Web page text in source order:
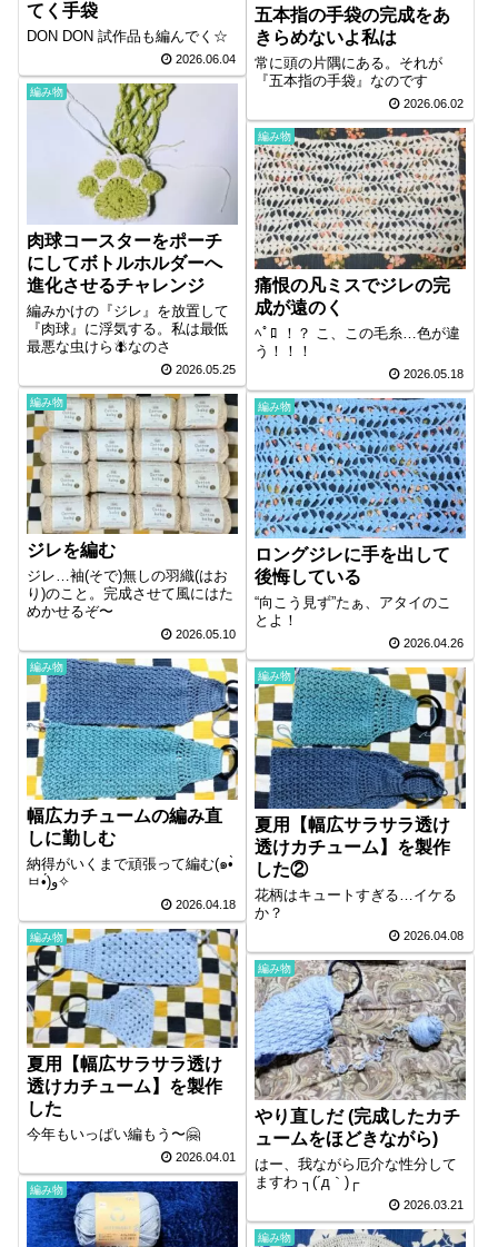
てく手袋
DON DON 試作品も編んでく☆
2026.06.04
五本指の手袋の完成をあ
きらめないよ私は
常に頭の片隅にある。それが
『五本指の手袋』なのです
2026.06.02
編み物
肉球コースターをポーチ
にしてボトルホルダーへ
進化させるチャレンジ
編みかけの『ジレ』を放置して
『肉球』に浮気する。私は最低
最悪な虫けら🪰なのさ
2026.05.25
編み物
痛恨の凡ミスでジレの完
成が遠のく
ﾍﾟﾛ ！？ こ、この毛糸…色が違
う！！！
2026.05.18
編み物
ジレを編む
ジレ…袖(そで)無しの羽織(はお
り)のこと。完成させて風にはた
めかせるぞ〜
2026.05.10
編み物
ロングジレに手を出して
後悔している
“向こう見ず”たぁ、アタイのこ
とよ！
2026.04.26
編み物
幅広カチュームの編み直
しに勤しむ
納得がいくまで頑張って編む(๑•̀
ㅂ•́)و✧
2026.04.18
編み物
夏用【幅広サラサラ透け
透けカチューム】を製作
した②
花柄はキュートすぎる…イケる
か？
2026.04.08
編み物
夏用【幅広サラサラ透け
透けカチューム】を製作
した
今年もいっぱい編もう〜🤗
2026.04.01
編み物
やり直しだ (完成したカチ
ュームをほどきながら)
はー、我ながら厄介な性分して
ますわ ┐(´д｀)┌
2026.03.21
編み物
編み物